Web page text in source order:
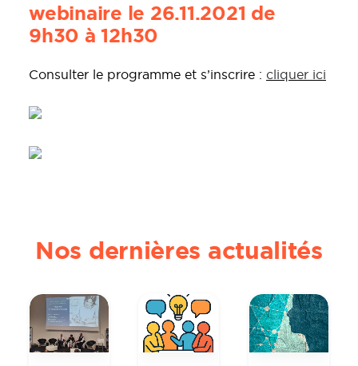
webinaire le 26.11.2021 de
9h30 à 12h30
Consulter le programme et s’inscrire : cliquer ici
Nos dernières actualités